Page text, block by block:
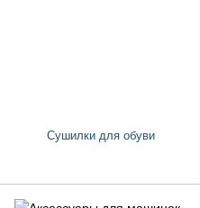
Сушилки для обуви